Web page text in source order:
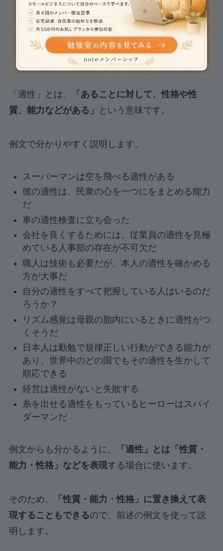
「適性」の意味と用法
「適性」とは、
「あることに対して、性格や性
質、能力などがある」
という意味です。
例文で分かりやすく説明します。
スーパーマンは空を飛べる適性がある
彼の適性は、民衆の心を一つにをまとめる能力
だ
車の適性検査に立ち会った
会社を良くするためには、従業員の適性を見極
めている人事部の存在が不可欠だ
職人は技術も必要だが、本人の適性を確かめる
方が大事だ
自分の適性をすべて把握している人はいるのだ
ろうか？
リズム感覚は母親の胎内にいるときに適性がつ
くそうだ
日本人は勤勉で規律正しい行動ができる能力が
あり、世界中のどの国でもその適性を生かして
順応できる
経営は適性がないと失敗する
糸を出せる適性をもっているヒーローはスパイ
ダーマンだ
例文からも分かるように、
「適性」とは「性質・
能力・性格」などを表現する場合に使います。
そのため、
「性質・能力・性格」に置き換えて表
現することもできるので、前述の例文を使って説
明します。